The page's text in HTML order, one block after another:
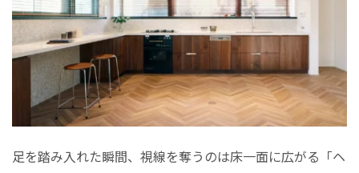
足を踏み入れた瞬間、視線を奪うのは床一面に広がる「ヘ